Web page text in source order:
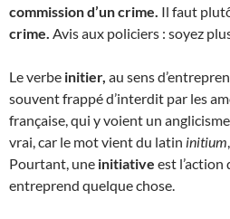
commission d’un crime. Il faut
crime. Avis aux policiers : soyez
Le verbe initier, au sens
souvent frappé d’interdit par les
française, qui y voient un
vrai, car le mot vient du latin initium
Pourtant, une initiative est l’action
entreprend quelque chose.